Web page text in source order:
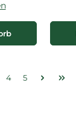
Seite
4 Seite
5